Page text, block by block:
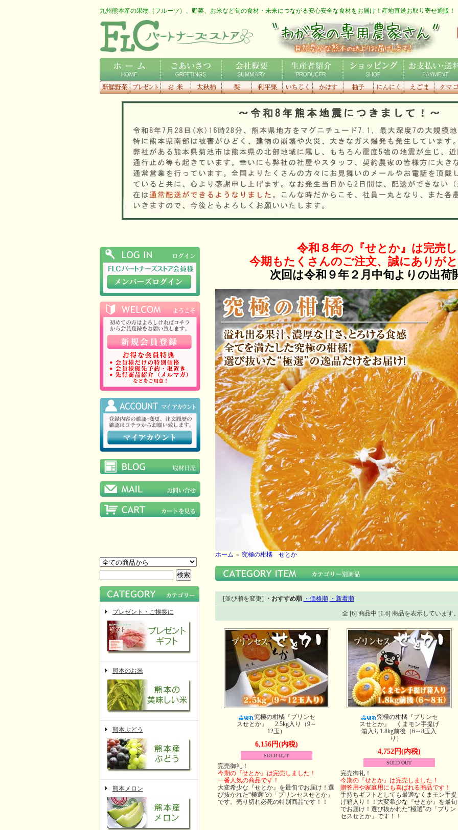
九州熊本産の果物（フルーツ）、野菜、お米など旬の食材・未来につながる安心安全な食材をお届け！産地直送お取り寄せ通販！
FLCロゴ わが家の専用農家さん
ホーム ごあいさつ 会社概要 生産者紹介 ショッピング
お支払い・送料
す
柚子
マゴ
プレゼント・ご挨拶に
熊本のお米
熊本ぶどう
熊本メロン
令和８年の『せとか』は完売
今期もたくさんのご注文、誠にありが
次回は令和９年２月中旬よりの出荷
ホーム ＞ 究極の柑橘 せとか
[並び順を変更] ・おすすめ順 ・価格順 ・新着順
全 [6] 商品中 [1-6] 商品を表示しています
究極の柑橘『プリンセ
スせとか』 2.5kg入り（9～
12玉）
6,156円(内税)
SOLD OUT
完売御礼！
今期の『せとか』は完売しました！
一番人気の商品です！
大変希少な『せとか』を最旬でお届け！選
び抜かれた“極選”の「プリンセスせとか」
です。売り切れ必死の特別商品です！！
究極の柑橘『プリンセ
スせとか』 くまモン手提げ
箱入り1.8kg前後（6～8玉入
り）
4,752円(内税)
SOLD OUT
完売御礼！
今期の『せとか』は完売しました！
贈答用や家庭用にも喜ばれる商品です！
手持ちギフトとしても最適なくまモン手提
げ箱入り！！大変希少な『せとか』を最旬
でお届け！選び抜かれた“極選”の「プリン
セスせとか」です！！